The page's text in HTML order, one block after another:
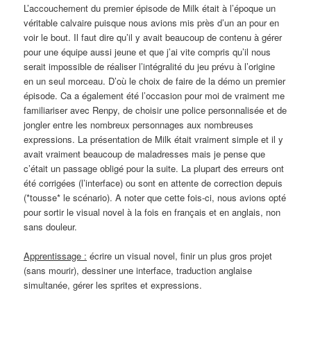
L’accouchement du premier épisode de Milk était à l’époque un
véritable calvaire puisque nous avions mis près d’un an pour en
voir le bout. Il faut dire qu’il y avait beaucoup de contenu à gérer
pour une équipe aussi jeune et que j’ai vite compris qu’il nous
serait impossible de réaliser l’intégralité du jeu prévu à l’origine
en un seul morceau. D’où le choix de faire de la démo un premier
épisode. Ca a également été l’occasion pour moi de vraiment me
familiariser avec Renpy, de choisir une police personnalisée et de
jongler entre les nombreux personnages aux nombreuses
expressions. La présentation de Milk était vraiment simple et il y
avait vraiment beaucoup de maladresses mais je pense que
c’était un passage obligé pour la suite. La plupart des erreurs ont
été corrigées (l’interface) ou sont en attente de correction depuis
(*tousse* le scénario). A noter que cette fois-ci, nous avions opté
pour sortir le visual novel à la fois en français et en anglais, non
sans douleur.
Apprentissage : écrire un visual novel, finir un plus gros projet
(sans mourir), dessiner une interface, traduction anglaise
simultanée, gérer les sprites et expressions.